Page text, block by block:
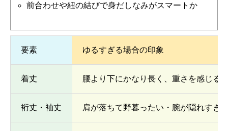
前合わせや紐の結びで身だしなみがスマートか
要素 ゆるすぎる場合の印象
着丈 腰より下にかなり長く、重さを感じる
裄丈・袖丈 肩が落ちて野暮ったい・腕が隠れすぎ